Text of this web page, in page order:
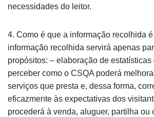
necessidades do leitor.
4. Como é que a informação recolhida
informação recolhida servirá apenas
propósitos: – elaboração de estatísticas
perceber como o CSQA poderá
serviços que presta e, dessa forma,
eficazmente às expectativas dos
procederá à venda, aluguer, partilha ou